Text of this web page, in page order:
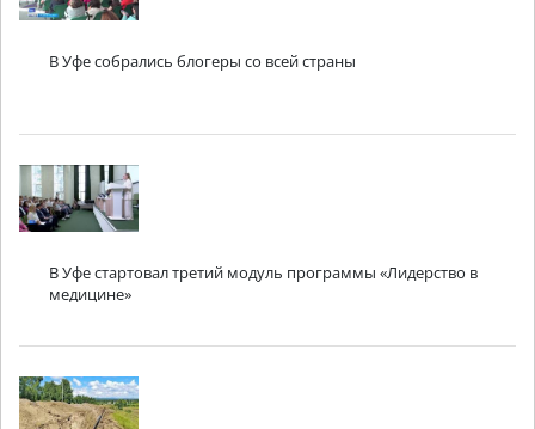
В Уфе собрались блогеры со всей страны
В Уфе стартовал третий модуль программы «Лидерство в
медицине»